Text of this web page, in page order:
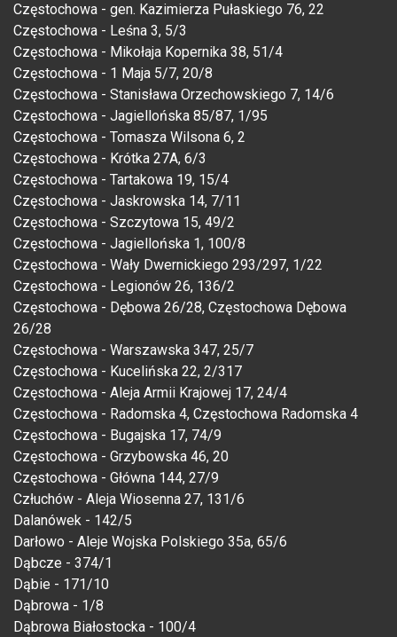
Częstochowa - gen. Kazimierza Pułaskiego 76, 22
Częstochowa - Leśna 3, 5/3
Częstochowa - Mikołaja Kopernika 38, 51/4
Częstochowa - 1 Maja 5/7, 20/8
Częstochowa - Stanisława Orzechowskiego 7, 14/6
Częstochowa - Jagiellońska 85/87, 1/95
Częstochowa - Tomasza Wilsona 6, 2
Częstochowa - Krótka 27A, 6/3
Częstochowa - Tartakowa 19, 15/4
Częstochowa - Jaskrowska 14, 7/11
Częstochowa - Szczytowa 15, 49/2
Częstochowa - Jagiellońska 1, 100/8
Częstochowa - Wały Dwernickiego 293/297, 1/22
Częstochowa - Legionów 26, 136/2
Częstochowa - Dębowa 26/28, Częstochowa Dębowa
26/28
Częstochowa - Warszawska 347, 25/7
Częstochowa - Kucelińska 22, 2/317
Częstochowa - Aleja Armii Krajowej 17, 24/4
Częstochowa - Radomska 4, Częstochowa Radomska 4
Częstochowa - Bugajska 17, 74/9
Częstochowa - Grzybowska 46, 20
Częstochowa - Główna 144, 27/9
Człuchów - Aleja Wiosenna 27, 131/6
Dalanówek - 142/5
Darłowo - Aleje Wojska Polskiego 35a, 65/6
Dąbcze - 374/1
Dąbie - 171/10
Dąbrowa - 1/8
Dąbrowa Białostocka - 100/4